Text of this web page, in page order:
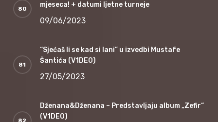
mjeseca! + datumi ljetne turneje
09/06/2023
“Sjećaš li se kad si lani” u izvedbi Mustafe
Šantića (V1DEO)
27/05/2023
Dženana&Dženana – Predstavljaju album „Zefir“
(V1DEO)